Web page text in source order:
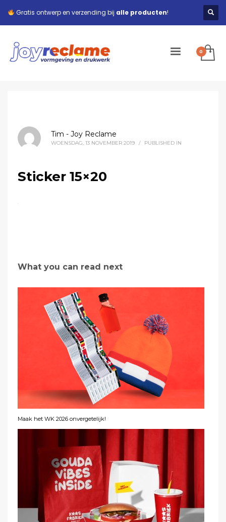
Gratis ontwerp en verzending bij alle producten!
Tim - Joy Reclame
WOENSDAG, 13 NOVEMBER 2019 / PUBLISHED IN
Sticker 15×20
What you can read next
Maak het WK 2026 onvergetelijk!